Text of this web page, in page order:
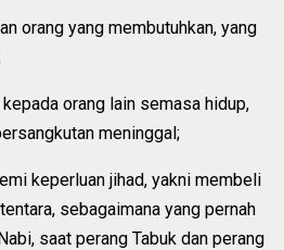
orang yang membutuhkan, yang
orang lain semasa hidup,
meninggal;
keperluan jihad, yakni membeli
sebagaimana yang pernah
saat perang Tabuk dan perang